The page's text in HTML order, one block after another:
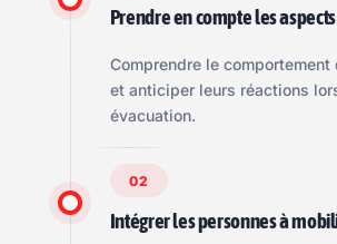
Prendre en compte les
Comprendre le
et anticiper leurs réactions
évacuation.
02
Intégrer les personnes à